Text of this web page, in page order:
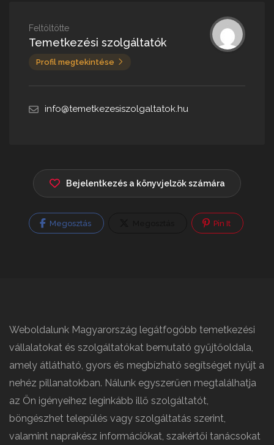
Feltöltötte
Temetkezési szolgáltatók
Profil megtekintése
info@temetkezesiszolgaltatok.hu
Bejelentkezés a könyvjelzők számára
Megosztás Pin It
Weboldalunk Magyarország legátfogóbb temetkezési
vállalatokat és szolgáltatókat bemutató gyűjtőoldala,
amely átlátható, gyors és megbízható segítséget nyújt a
nehéz pillanatokban. Nálunk egyszerűen megtalálhatja
az Ön igényeihez leginkább illő szolgáltatót,
böngészhet település vagy szolgáltatás szerint,
valamint naprakész információkat, szakértői tanácsokat